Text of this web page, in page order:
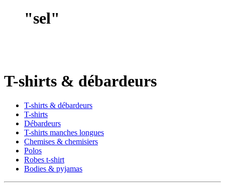
"sel"
T-shirts & débardeurs
T-shirts & débardeurs
T-shirts
Débardeurs
T-shirts manches longues
Chemises & chemisiers
Polos
Robes t-shirt
Bodies & pyjamas